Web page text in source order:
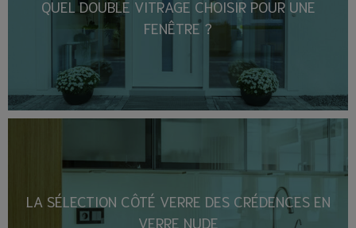
QUEL DOUBLE VITRAGE CHOISIR POUR UNE
FENÊTRE ?
LA SÉLECTION CÔTÉ VERRE DES CRÉDENCES EN
VERRE NUDE